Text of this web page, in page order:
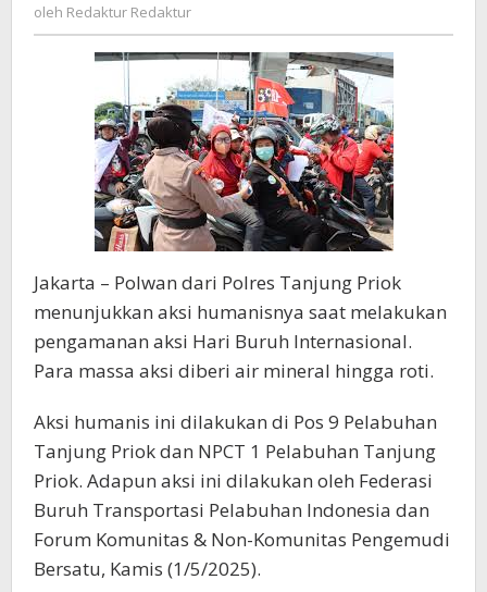
oleh Redaktur Redaktur
Jakarta – Polwan dari Polres Tanjung Priok
menunjukkan aksi humanisnya saat melakukan
pengamanan aksi Hari Buruh Internasional.
Para massa aksi diberi air mineral hingga roti.
Aksi humanis ini dilakukan di Pos 9 Pelabuhan
Tanjung Priok dan NPCT 1 Pelabuhan Tanjung
Priok. Adapun aksi ini dilakukan oleh Federasi
Buruh Transportasi Pelabuhan Indonesia dan
Forum Komunitas & Non-Komunitas Pengemudi
Bersatu, Kamis (1/5/2025).